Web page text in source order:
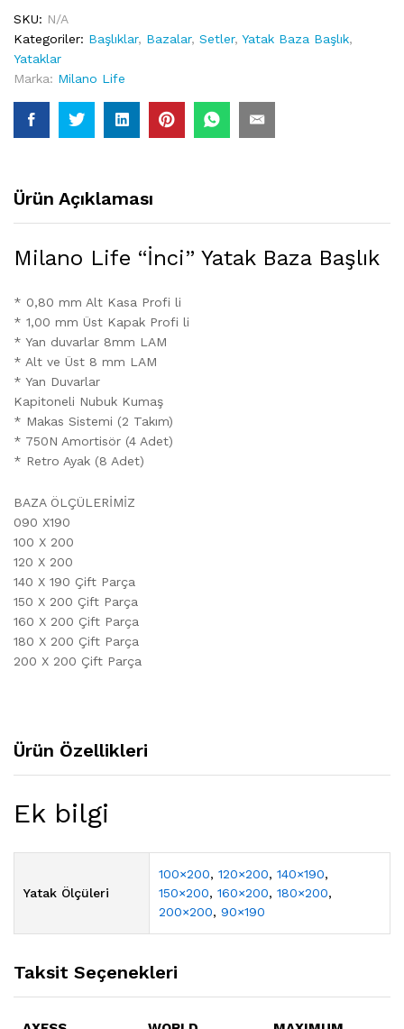
SKU: N/A
Kategoriler: Başlıklar, Bazalar, Setler, Yatak Baza Başlık,
Yataklar
Marka: Milano Life
Ürün Açıklaması
Milano Life “İnci” Yatak Baza Başlık
* 0,80 mm Alt Kasa Profi li
* 1,00 mm Üst Kapak Profi li
* Yan duvarlar 8mm LAM
* Alt ve Üst 8 mm LAM
* Yan Duvarlar
Kapitoneli Nubuk Kumaş
* Makas Sistemi (2 Takım)
* 750N Amortisör (4 Adet)
* Retro Ayak (8 Adet)
BAZA ÖLÇÜLERİMİZ
090 X190
100 X 200
120 X 200
140 X 190 Çift Parça
150 X 200 Çift Parça
160 X 200 Çift Parça
180 X 200 Çift Parça
200 X 200 Çift Parça
Ürün Özellikleri
Ek bilgi
Yatak Ölçüleri
100×200, 120×200, 140×190,
150×200, 160×200, 180×200,
200×200, 90×190
Taksit Seçenekleri